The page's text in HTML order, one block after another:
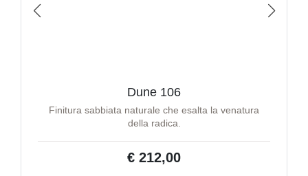
Dune 106
Finitura sabbiata naturale che esalta la venatura
della radica.
€ 212,00